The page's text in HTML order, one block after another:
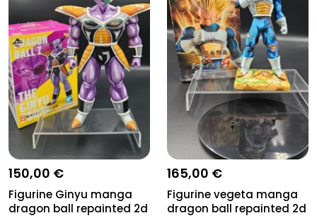
150,00 €
Figurine Ginyu manga
dragon ball repainted 2d
165,00 €
Figurine vegeta manga
dragon ball repainted 2d